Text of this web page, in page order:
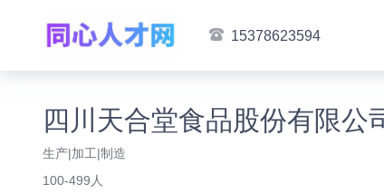
15378623594
四川天合堂食品股份有限公
生产|加工|制造
100-499人